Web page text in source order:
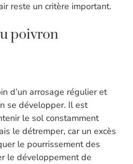
reste un critère important.
poivron
d’un arrosage régulier et
se développer. Il est
le sol constamment
le détremper, car un excès
le pourrissement des
le développement de